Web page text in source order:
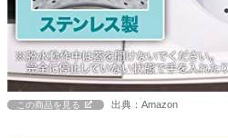
この商品を見る 出典：Amazon